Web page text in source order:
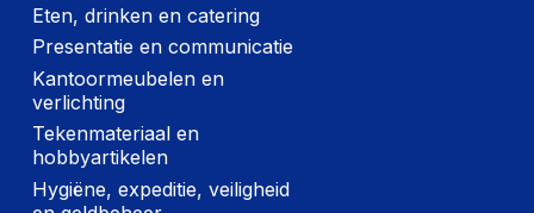
Veiligheidsfunties
Waterbestendig,
Waterbestendig
Horlogekast grootte
Markt positionering
Horlogekast
materiaal
Eten, drinken en catering
Presentatie en communicatie
Kantoormeubelen en
verlichting
Tekenmateriaal en
hobbyartikelen
Hygiëne, expeditie, veiligheid